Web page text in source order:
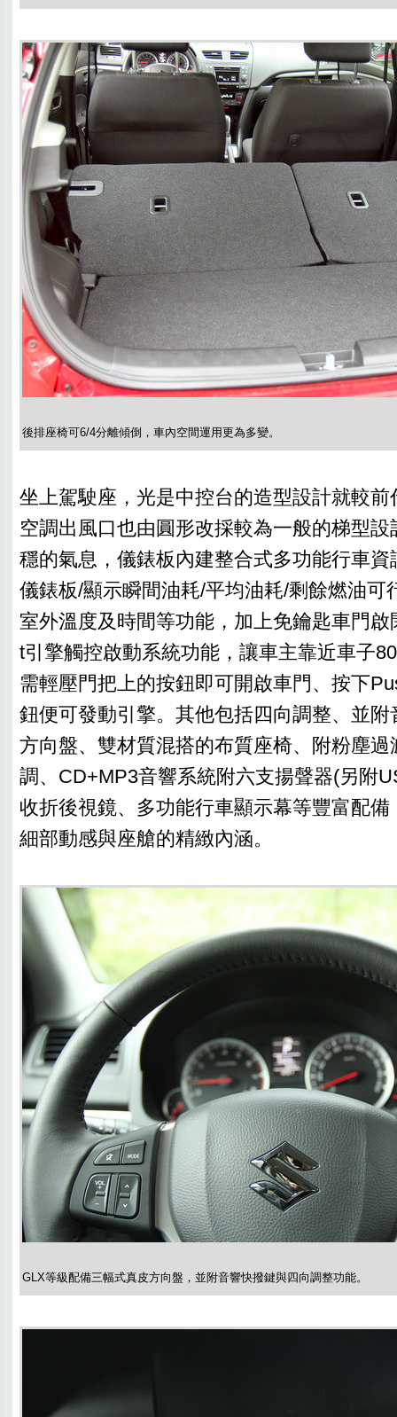
後排座椅可6/4分離傾倒，車內空間運用更為多變。
坐上駕駛座，光是中控台的造型設計就較
空調出風口也由圓形改採較為一般的梯型
穩的氣息，儀錶板內建整合式多功能行車
儀錶板/顯示瞬間油耗/平均油耗/剩餘燃油可
室外溫度及時間等功能，加上免鑰匙車門
t引擎觸控啟動系統功能，讓車主靠近車子
需輕壓門把上的按鈕即可開啟車門、按下
鈕便可發動引擎。其他包括四向調整、並
方向盤、雙材質混搭的布質座椅、附粉塵過
調、CD+MP3音響系統附六支揚聲器(另附
收折後視鏡、多功能行車顯示幕等豐富配
細部動感與座艙的精緻內涵。
GLX等級配備三幅式真皮方向盤，並附音響快撥鍵與四向調整功能。